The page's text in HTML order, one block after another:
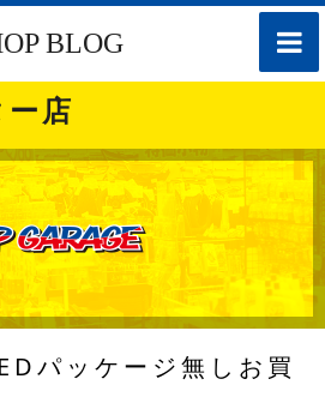
toggle
BLOG
店
パッケージ無しお買